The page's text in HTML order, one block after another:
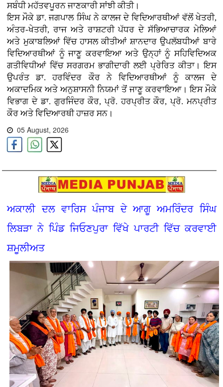
ਸਬੰਧੀ ਮਹੱਤਵਪੂਰਨ ਜਾਣਕਾਰੀ ਸਾਂਝੀ ਕੀਤੀ।
ਇਸ ਮੌਕੇ ਡਾ. ਜਗਪਾਲ ਸਿੰਘ ਨੇ ਕਾਲਜ ਦੇ ਵਿਦਿਆਰਥੀਆਂ ਵੱਲੋਂ ਖੇਤਰੀ,
ਅੰਤਰ-ਖੇਤਰੀ, ਰਾਜ ਅਤੇ ਰਾਸ਼ਟਰੀ ਪੱਧਰ ਦੇ ਸੱਭਿਆਚਾਰਕ ਮੇਲਿਆਂ
ਅਤੇ ਮੁਕਾਬਲਿਆਂ ਵਿੱਚ ਹਾਸਲ ਕੀਤੀਆਂ ਸ਼ਾਨਦਾਰ ਉਪਲੱਬਧੀਆਂ ਬਾਰੇ
ਵਿਦਿਆਰਥੀਆਂ ਨੂੰ ਜਾਣੂ ਕਰਵਾਇਆ ਅਤੇ ਉਨ੍ਹਾਂ ਨੂੰ ਸਹਿਵਿਦਿਅਕ
ਗਤੀਵਿਧੀਆਂ ਵਿੱਚ ਸਰਗਰਮ ਭਾਗੀਦਾਰੀ ਲਈ ਪ੍ਰੇਰਿਤ ਕੀਤਾ। ਇਸ
ਉਪਰੰਤ ਡਾ. ਹਰਵਿੰਦਰ ਕੌਰ ਨੇ ਵਿਦਿਆਰਥੀਆਂ ਨੂੰ ਕਾਲਜ ਦੇ
ਅਕਾਦਮਿਕ ਅਤੇ ਅਨੁਸ਼ਾਸਨੀ ਨਿਯਮਾਂ ਤੋਂ ਜਾਣੂ ਕਰਵਾਇਆ। ਇਸ ਮੌਕੇ
ਵਿਭਾਗ ਦੇ ਡਾ. ਗੁਰਜਿੰਦਰ ਕੌਰ, ਪ੍ਰੋ. ਹਰਪ੍ਰੀਤ ਕੌਰ, ਪ੍ਰੋ. ਮਨਪ੍ਰੀਤ
ਕੌਰ ਅਤੇ ਵਿਦਿਆਰਥੀ ਹਾਜ਼ਰ ਸਨ।
05 August, 2026
ਅਕਾਲੀ ਦਲ ਵਾਰਿਸ ਪੰਜਾਬ ਦੇ ਆਗੂ ਅਮਰਿੰਦਰ ਸਿੰਘ
ਲਿਬੜਾ ਨੇ ਪਿੰਡ ਜਿਓਣਪੁਰਾ ਵਿੱਖੇ ਪਾਰਟੀ ਵਿੱਚ ਕਰਵਾਈ
ਸ਼ਮੂਲੀਅਤ